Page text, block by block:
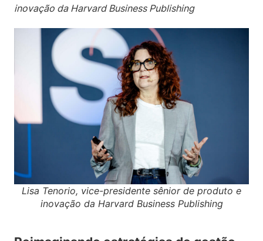
inovação da Harvard Business Publishing
Lisa Tenorio, vice-presidente sênior de produto e
inovação da Harvard Business Publishing